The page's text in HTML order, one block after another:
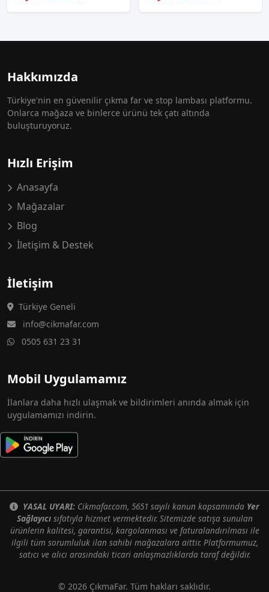
Hakkımızda
Türkiye'nin en güvenilir çıkma far ve stop lambası platformu.
Onlarca mağaza ve binlerce ürünü tek çatı altında
buluşturuyoruz.
Hızlı Erişim
Anasayfa
Mağazalar
Blog
İletişim & Destek
İletişim
Türkiye Geneli
info@cikmafar.com
0505 631 23 31
Mobil Uygulamamız
İlanlara daha hızlı ulaşmak ve bildirimleri anında almak için
uygulamamızı indirin.
YASAL UYARI: Cikmafar.com, 5651 sayılı kanun kapsamında Yer
Sağlayıcısıfatıyla hizmet vermektedir. Sitemizde satışa sunulan
ürünlerin kalitesi, garantisi, kargolanması ve faturalandırılması ile
ilgili tüm sorumluluk ilan sahibi mağazalara aittir. Platformumuz,
satıcı ve alıcı arasındaki ticari anlaşmazlıklarda taraf değildir.
© 2026 ÇıkmaFar. Tüm hakları saklıdır.